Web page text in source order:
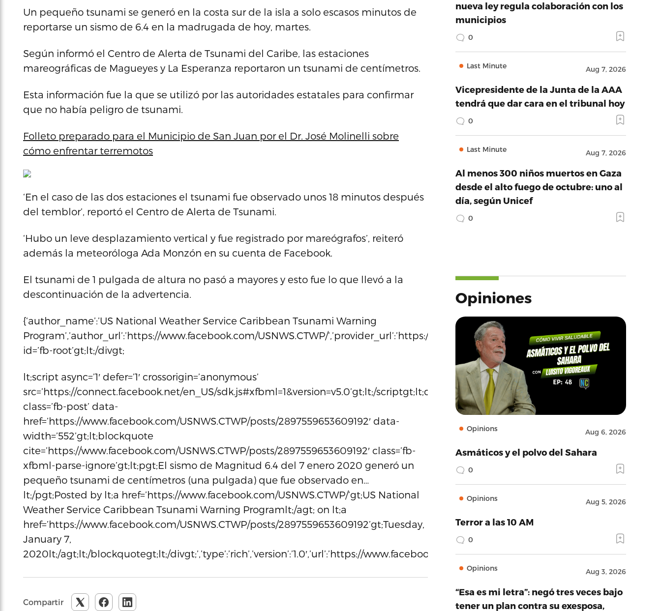
Un pequeño tsunami se generó en la costa sur de la isla a solo escasos minutos de
reportarse un sismo de 6.4 en la madrugada de hoy, martes.
Según informó el Centro de Alerta de Tsunami del Caribe, las estaciones
mareográficas de Magueyes y La Esperanza reportaron un tsunami de centímetros.
Esta información fue la que se utilizó por las autoridades estatales para confirmar
que no había peligro de tsunami.
Folleto preparado para el Municipio de San Juan por el Dr. José Molinelli sobre
cómo enfrentar terremotos
‘En el caso de las dos estaciones el tsunami fue observado unos 18 minutos después
del temblor’, reportó el Centro de Alerta de Tsunami.
‘Hubo un leve desplazamiento vertical y fue registrado por mareógrafos’, reiteró
además la meteoróloga Ada Monzón en su cuenta de Facebook.
El tsunami de 1 pulgada de altura no pasó a mayores y esto fue lo que llevó a la
descontinuación de la advertencia.
{‘author_name’:’US National Weather Service Caribbean Tsunami Warning
Program’,’author_url’:’https://www.facebook.com/USNWS.CTWP/’,’provider_url’:’https://
id=’fb-root’gt;lt;/divgt;
lt;script async=’1′ defer=’1′ crossorigin=’anonymous’
src=’https://connect.facebook.net/en_US/sdk.js#xfbml=1&version=v5.0’gt;lt;/scriptgt;lt;div
class=’fb-post’ data-
href=’https://www.facebook.com/USNWS.CTWP/posts/2897559653609192′ data-
width=’552’gt;lt;blockquote
cite=’https://www.facebook.com/USNWS.CTWP/posts/2897559653609192′ class=’fb-
xfbml-parse-ignore’gt;lt;pgt;El sismo de Magnitud 6.4 del 7 enero 2020 generó un
pequeño tsunami de centímetros (una pulgada) que fue observado en…
lt;/pgt;Posted by lt;a href=’https://www.facebook.com/USNWS.CTWP/’gt;US National
Weather Service Caribbean Tsunami Warning Programlt;/agt; on lt;a
href=’https://www.facebook.com/USNWS.CTWP/posts/2897559653609192’gt;Tuesday,
January 7,
2020lt;/agt;lt;/blockquotegt;lt;/divgt;’,’type’:’rich’,’version’:’1.0′,’url’:’https://www.facebook.com/USNWS.CTWP/posts/
Compartir
nueva ley regula colaboración con los
municipios
0
Last Minute Aug 7, 2026
Vicepresidente de la Junta de la AAA
tendrá que dar cara en el tribunal hoy
0
Last Minute Aug 7, 2026
Al menos 300 niños muertos en Gaza
desde el alto fuego de octubre: uno al
día, según Unicef
0
Opiniones
Opinions Aug 6, 2026
Asmáticos y el polvo del Sahara
0
Opinions Aug 5, 2026
Terror a las 10 AM
0
Opinions Aug 3, 2026
“Esa es mi letra”: negó tres veces bajo
tener un plan contra su exesposa,